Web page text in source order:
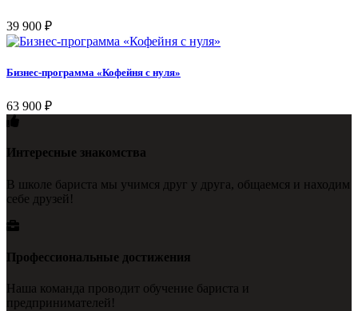
39 900 ₽
Бизнес-программа «Кофейня с нуля»
63 900 ₽
Интересные знакомства
В школе бариста мы учимся друг у друга, общаемся и находим
себе друзей!
Профессиональные достижения
Наша команда проводит обучение бариста и
предпринимателей!